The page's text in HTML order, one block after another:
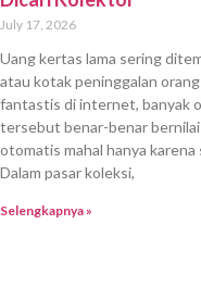
July 17, 2026
Uang kertas lama sering
atau kotak peninggalan
fantastis di internet, banyak
tersebut benar-benar bernilai
otomatis mahal hanya
Dalam pasar koleksi,
Selengkapnya »